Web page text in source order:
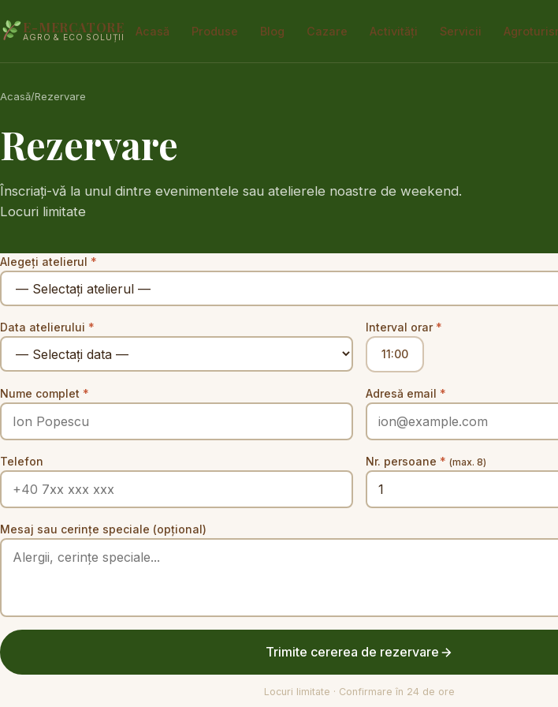
E-MERCATORE
AGRO & ECO SOLUȚII Acasă Produse Blog Cazare Activități Servicii
Acasă/Rezervare
Rezervare
Înscriați-vă la unul dintre evenimentele sau atelierele noastre de weekend.
Locuri limitate
Alegeți atelierul *
Data atelierului * Interval orar *
11:00
Nume complet * Adresă email *
Telefon Nr. persoane * (max. 8)
Mesaj sau cerințe speciale (opțional)
Trimite cererea de rezervare
Locuri limitate · Confirmare în 24 de ore